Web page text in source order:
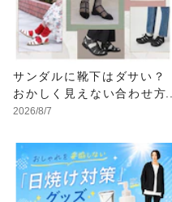
サンダルに靴下はダサい？
おかしく見えない合わせ方
の黄金法則と男女別おすす
2026/8/7